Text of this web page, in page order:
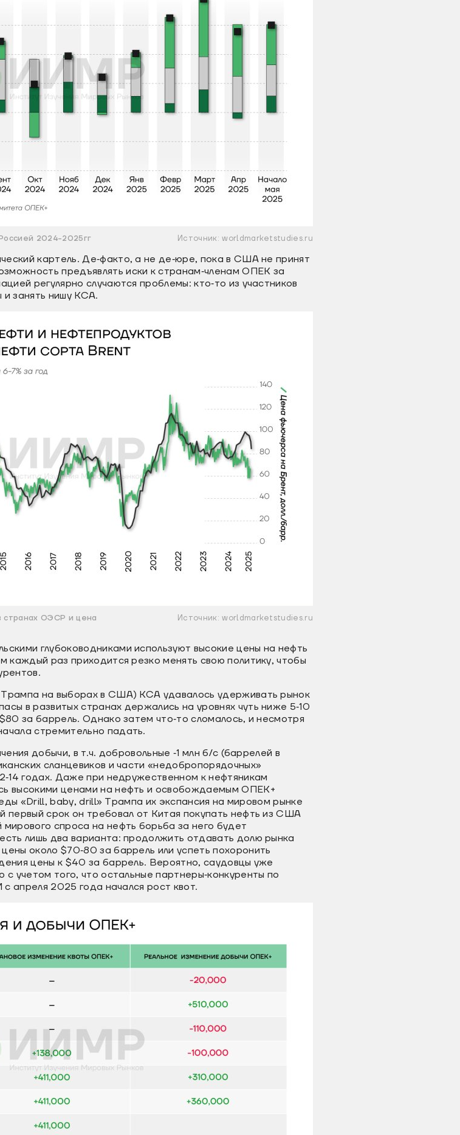
2024-2025гг Источник: worldmarketstudies.ru
картель. Де‐факто, а не де‐юре, пока в США не принят
предъявлять иски к странам‐членам ОПЕК за
регулярно случаются проблемы: кто‐то из участников
и занять нишу КСА.
странах ОЭСР и цена
Источник: worldmarketstudies.ru
глубоководниками используют высокие цены на нефть
каждый раз приходится резко менять свою политику, чтобы
на выборах в США) КСА удавалось удерживать рынок
в развитых странах держались на уровнях чуть ниже 5‐10
за баррель. Однако затем что‐то сломалось, и несмотря
стремительно падать.
добычи, в т.ч. добровольные ‐1 млн б/с (баррелей в
сланцевиков и части «недобропорядочных»
годах. Даже при недружественном к нефтяникам
высокими ценами на нефть и освобождаемым ОПЕК+
«Drill, baby, drill» Трампа их экспансия на мировом рынке
первый срок он требовал от Китая покупать нефть из США
спроса на нефть борьба за него будет
лишь два варианта: продолжить отдавать долю рынка
около $70‐80 за баррель или успеть похоронить
цены к $40 за баррель. Вероятно, саудовцы уже
учетом того, что остальные партнеры‐конкуренты по
апреля 2025 года начался рост квот.